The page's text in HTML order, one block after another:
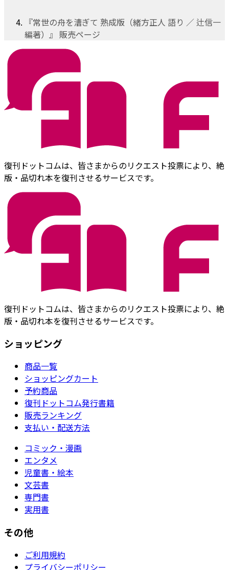
『常世の舟を漕ぎて 熟成版（緒方正人 語り ／ 辻信一
編著）』 販売ページ
復刊ドットコムは、皆さまからのリクエスト投票により、絶
版・品切れ本を復刊させるサービスです。
復刊ドットコムは、皆さまからのリクエスト投票により、絶
版・品切れ本を復刊させるサービスです。
ショッピング
商品一覧
ショッピングカート
予約商品
復刊ドットコム発行書籍
販売ランキング
支払い・配送方法
コミック・漫画
エンタメ
児童書・絵本
文芸書
専門書
実用書
その他
ご利用規約
プライバシーポリシー